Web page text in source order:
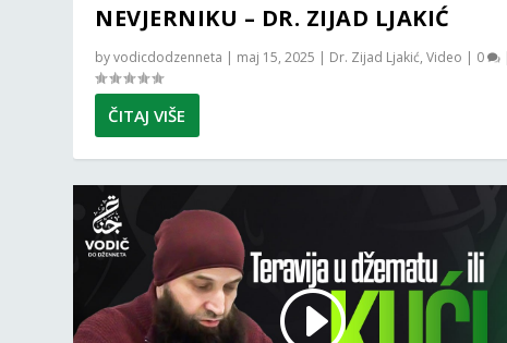
NEVJERNIKU – DR. ZIJAD LJAKIĆ
byvodicdodzenneta maj 15, 2025 Dr. Zijad Ljakić,Video 0
ČITAJ VIŠE